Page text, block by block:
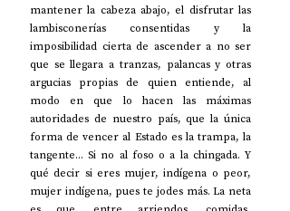
mantener la cabeza abajo, el disfrutar las
lambisconerías consentidas y la
imposibilidad cierta de ascender a no ser
que se llegara a tranzas, palancas y otras
argucias propias de quien entiende, al
modo en que lo hacen las máximas
autoridades de nuestro país, que la única
forma de vencer al Estado es la trampa, la
tangente... Si no al foso o a la chingada. Y
qué decir si eres mujer, indígena o peor,
mujer indígena, pues te jodes más. La neta